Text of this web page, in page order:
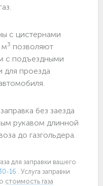
с цистернами
м3 позволяют
c подъездными
для проезда
без заезда
рукавом длинной
до газгольдера.
для заправки вашего
16 . Услуга заправки
стоимость газа